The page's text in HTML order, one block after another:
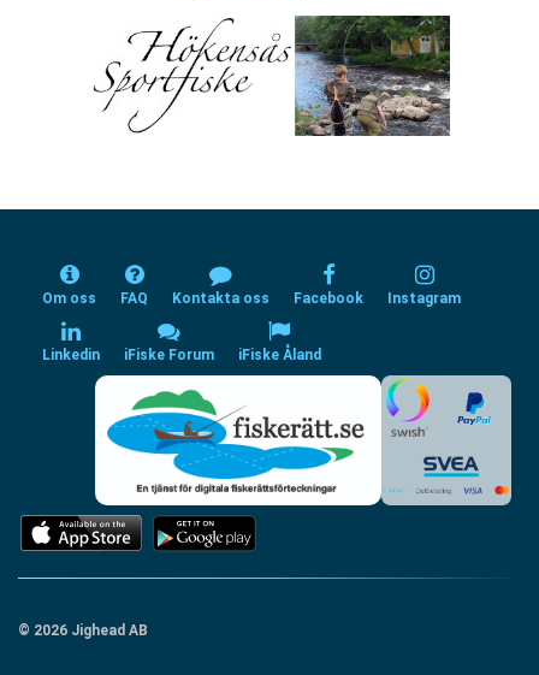
Om oss FAQ Kontakta oss Facebook Instagram
Linkedin iFiske Forum iFiske Åland
© 2026 Jighead AB